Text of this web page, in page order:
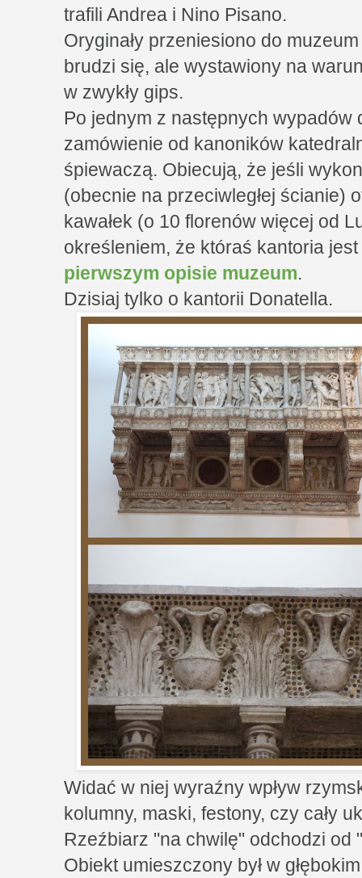
trafili Andrea i Nino Pisano.
Oryginały przeniesiono do
brudzi się, ale wystawiony na
w zwykły gips.
Po jednym z następnych
zamówienie od kanoników
śpiewaczą. Obiecują, że jeśli
(obecnie na przeciwległej ścianie)
kawałek (o 10 florenów więcej od
określeniem, że któraś kantoria
pierwszym opisie muzeum.
Dzisiaj tylko o kantorii Donatella.
Widać w niej wyraźny wpływ
kolumny, maski, festony, czy cały
Rzeźbiarz "na chwilę" odchodzi od
Obiekt umieszczony był w